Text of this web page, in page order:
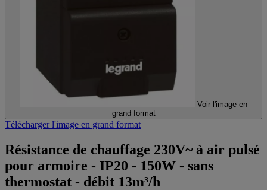
Voir l'image en
grand format
Télécharger l'image en grand format
Résistance de chauffage 230V~ à air pulsé
pour armoire - IP20 - 150W - sans
thermostat - débit 13m³/h